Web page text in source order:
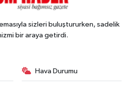
sizleri buluştururken, sadelik
bir araya getirdi.
Hava Durumu